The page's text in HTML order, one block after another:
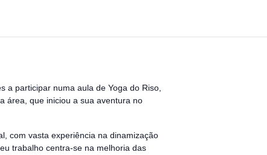
a participar numa aula de Yoga do Riso,
área, que iniciou a sua aventura no
com vasta experiência na dinamização
trabalho centra-se na melhoria das